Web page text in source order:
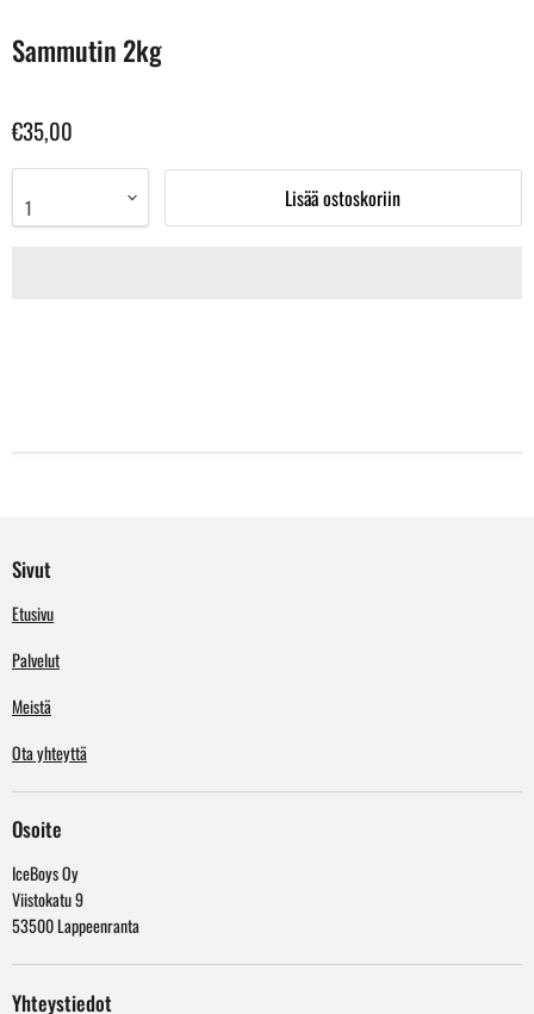
Sammutin 2kg
€35,00
Lisää ostoskoriin
Sivut
Etusivu
Palvelut
Meistä
Ota yhteyttä
Osoite
IceBoys Oy
Viistokatu 9
53500 Lappeenranta
Yhteystiedot